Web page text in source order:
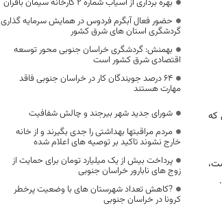
که
گرفته شده است،
بهره برداری از آسیاب شماره ۲ کارخانه سیمان باقران
حضور فعال آبگرم فردوس در همایش سرمایه گذاری
گردشگری استان های شرق کشور
بهمنش: گردشگری خراسان جنوبی محور توسعه
اقتصادی شرق کشور است
۶۴ درصد جویندگان کار در خراسان جنوبی فاقد
مهارت هستند
شورای جدید شهر بیرجند و چالش شفافیت
مردم مراقبتها بهداشتی را جدی بگیرند و از خانه
خارج نشوند تاکید بر توصیه های اعلام شده
پرداخت بیش از یک میلیارد تومان برای حمایت از
زوج‌ های نابارور خراسان جنوبی
?کاهش تعداد شهرستان های با وضعیت پرخطر
کرونا در خراسان جنوبی